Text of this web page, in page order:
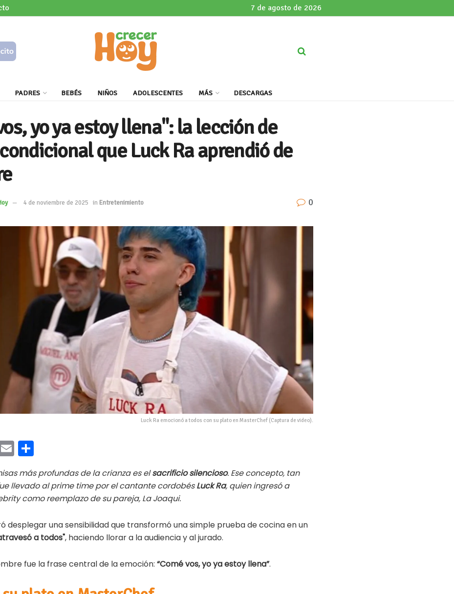
7 de agosto de 2026
PADRES BEBÉS NIÑOS ADOLESCENTES MÁS DESCARGAS
yo ya estoy llena": la lección de
que Luck Ra aprendió de
4 de noviembre de 2025 in Entretenimiento 0
Luck Ra emocionó a todos con su plato en MasterChef (Captura de video).
E
ai
l
m
p
ti
r
más profundas de la crianza es elsacrificio silencioso. Ese concepto, tan
llevado al prime time por el cantante cordobésLuck Ra, quien ingresó a
como reemplazo de su pareja, La Joaqui.
desplegar una sensibilidad que transformó una simple prueba de cocina en un
a todos", haciendo llorar a la audiencia y al jurado.
fue la frase central de la emoción: “Comé vos, yo ya estoy llena”.